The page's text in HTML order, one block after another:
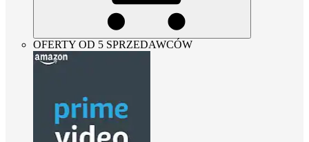
OFERTY OD 5 SPRZEDAWCÓW